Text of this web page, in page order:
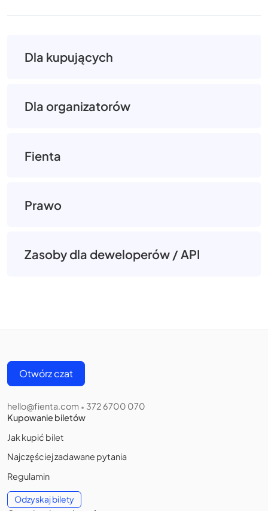
Dla kupujących
Dla organizatorów
Fienta
Prawo
Zasoby dla deweloperów / API
Otwórz czat
hello@fienta.com • 372 6700 070
Kupowanie biletów
Jak kupić bilet
Najczęściej zadawane pytania
Regulamin
Odzyskaj bilety